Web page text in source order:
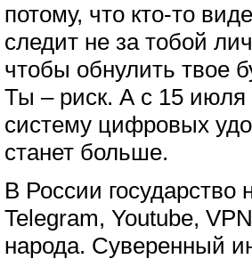
потому, что кто-то
следит не за тобой
чтобы обнулить твое
Ты – риск. А с 15 июля
систему цифровых
станет больше.
В России государство
Telegram, Youtube,
народа. Суверенный